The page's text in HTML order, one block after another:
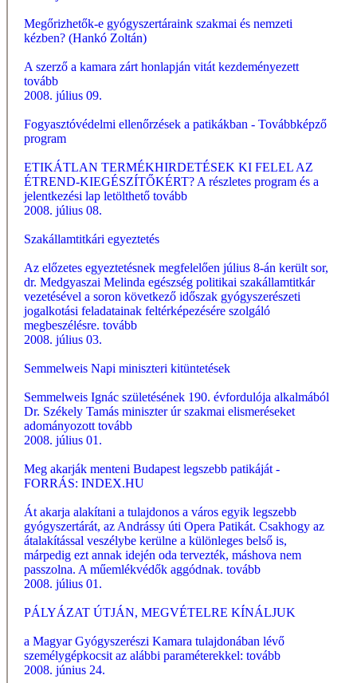
Megőrizhetők-e gyógyszertáraink szakmai és nemzeti
kézben? (Hankó Zoltán)
A szerző a kamara zárt honlapján vitát kezdeményezett
tovább
2008. július 09.
Fogyasztóvédelmi ellenőrzések a patikákban - Továbbképző
program
ETIKÁTLAN TERMÉKHIRDETÉSEK KI FELEL AZ
ÉTREND-KIEGÉSZÍTŐKÉRT? A részletes program és a
jelentkezési lap letölthető tovább
2008. július 08.
Szakállamtitkári egyeztetés
Az előzetes egyeztetésnek megfelelően július 8-án került sor,
dr. Medgyaszai Melinda egészség politikai szakállamtitkár
vezetésével a soron következő időszak gyógyszerészeti
jogalkotási feladatainak feltérképezésére szolgáló
megbeszélésre. tovább
2008. július 03.
Semmelweis Napi miniszteri kitüntetések
Semmelweis Ignác születésének 190. évfordulója alkalmából
Dr. Székely Tamás miniszter úr szakmai elismeréseket
adományozott tovább
2008. július 01.
Meg akarják menteni Budapest legszebb patikáját -
FORRÁS: INDEX.HU
Át akarja alakítani a tulajdonos a város egyik legszebb
gyógyszertárát, az Andrássy úti Opera Patikát. Csakhogy az
átalakítással veszélybe kerülne a különleges belső is,
márpedig ezt annak idején oda tervezték, máshova nem
passzolna. A műemlékvédők aggódnak. tovább
2008. július 01.
PÁLYÁZAT ÚTJÁN, MEGVÉTELRE KÍNÁLJUK
a Magyar Gyógyszerészi Kamara tulajdonában lévő
személygépkocsit az alábbi paraméterekkel: tovább
2008. június 24.